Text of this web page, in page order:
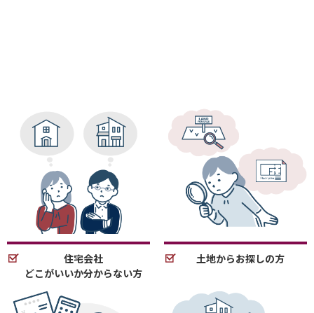
住宅会社
どこがいいか分からない方
土地からお探しの方